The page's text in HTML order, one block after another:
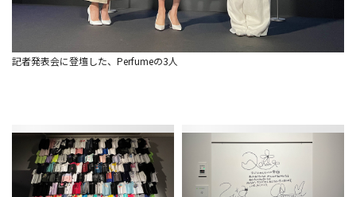
記者発表会に登壇した、Perfumeの3人